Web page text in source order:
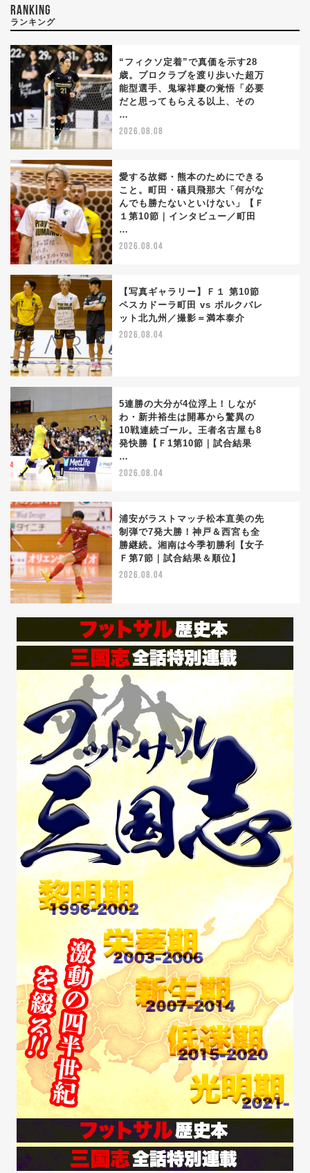
RANKING
ランキング
“フィクソ定着”で真価を示す28
歳。プロクラブを渡り歩いた超万
能型選手、鬼塚祥慶の覚悟「必要
だと思ってもらえる以上、その
…
2026.08.08
愛する故郷・熊本のためにできる
こと。町田・礒貝飛那大「何がな
んでも勝たないといけない」【Ｆ
１第10節｜インタビュー／町田
…
2026.08.04
【写真ギャラリー】Ｆ１ 第10節
ペスカドーラ町田 vs ボルクバレ
ット北九州／撮影＝満本泰介
2026.08.04
5連勝の大分が4位浮上！しなが
わ・新井裕生は開幕から驚異の
10戦連続ゴール。王者名古屋も8
発快勝【Ｆ1第10節｜試合結果
…
2026.08.04
浦安がラストマッチ松本直美の先
制弾で7発大勝！神戸＆西宮も全
勝継続。湘南は今季初勝利【女子
Ｆ第7節｜試合結果＆順位】
2026.08.04